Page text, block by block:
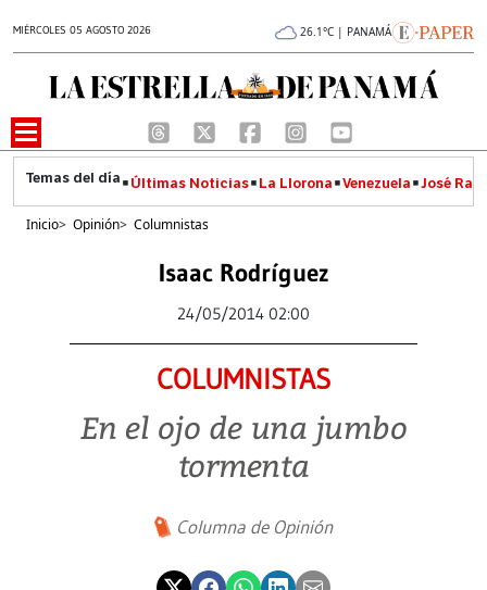
MIÉRCOLES 05 AGOSTO 2026 26.1°C | PANAMÁ
Últimas Noticias La Llorona Venezuela José
Inicio> Opinión> Columnistas
Isaac Rodríguez
24/05/2014 02:00
COLUMNISTAS
En el ojo de una jumbo
tormenta
Columna de Opinión